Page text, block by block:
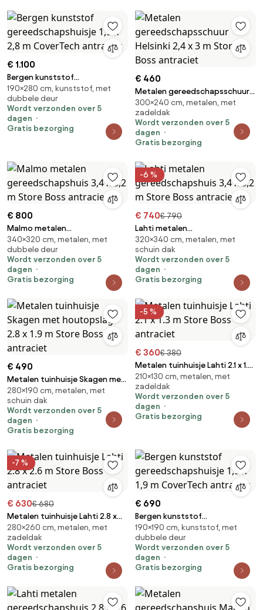
€ 1.100
Bergen kunststof
gereedschapshuisje 1,9 x 2,8 m
CoverTech antraciet
190×280 cm, kunststof, met
dubbele deur
Wordt verzonden over 5
dagen
Gratis bezorging
€ 460
Metalen gereedschapsschuur
Helsinki 2,4 x 3 m Store Boss
antraciet
300×240 cm, metalen, met
zadeldak
Wordt verzonden over 5
dagen
Gratis bezorging
€ 800
Malmo metalen
gereedschapshuis 3,4 x 3,2 m
Store Boss antraciet
340×320 cm, metalen, met
dubbele deur
Wordt verzonden over 5
dagen
Gratis bezorging
-6 %
€ 740€ 790
Lahti metalen
gereedschapshuis 3,4 x 3,2 m
Store Boss antraciet
320×340 cm, metalen, met
schuin dak
Wordt verzonden over 5
dagen
Gratis bezorging
€ 490
Metalen tuinhuisje Skagen met
houtopslag 2.8 x 1.9 m Store
Boss antraciet
280×190 cm, metalen, met
schuin dak
Wordt verzonden over 5
dagen
Gratis bezorging
-5 %
€ 360€ 380
Metalen tuinhuisje Lahti 2.1 x 1.3
m Store Boss antraciet
210×130 cm, metalen, met
zadeldak
Wordt verzonden over 5
dagen
Gratis bezorging
-7 %
€ 630€ 680
Metalen tuinhuisje Lahti 2.8 x
2.6 m Store Boss antraciet
280×260 cm, metalen, met
zadeldak
Wordt verzonden over 5
dagen
Gratis bezorging
€ 690
Bergen kunststof
gereedschapshuisje 1,9 x 1,9 m
CoverTech antraciet
190×190 cm, kunststof, met
dubbele deur
Wordt verzonden over 5
dagen
Gratis bezorging